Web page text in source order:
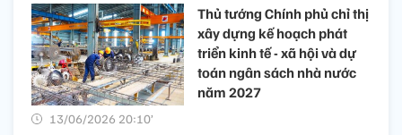
Thủ tướng Chính phủ chỉ thị
xây dựng kế hoạch phát
triển kinh tế - xã hội và dự
toán ngân sách nhà nước
năm 2027
13/06/2026 20:10’